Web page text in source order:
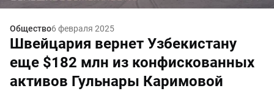
Общество6 февраля 2025
Швейцария вернет Узбекистану
еще $182 млн из конфискованных
активов Гульнары Каримовой